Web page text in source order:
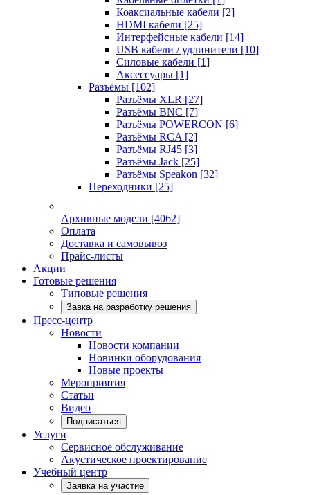
Коаксиальные кабели [2]
HDMI кабели [25]
Интерфейсные кабели [14]
USB кабели / удлинители [10]
Силовые кабели [1]
Аксессуары [1]
Разъёмы [102]
Разъёмы XLR [27]
Разъёмы BNC [7]
Разъёмы POWERCON [6]
Разъёмы RCA [2]
Разъёмы RJ45 [3]
Разъёмы Jack [25]
Разъёмы Speakon [32]
Переходники [25]
Архивные модели [4062]
Оплата
Доставка и самовывоз
Прайс-листы
Акции
Готовые решения
Типовые решения
Завка на разработку решения
Пресс-центр
Новости
Новости компании
Новинки оборудования
Новые проекты
Мероприятия
Статьи
Видео
Подписаться
Услуги
Сервисное обслуживание
Акустическое проектирование
Учебный центр
Заявка на участие